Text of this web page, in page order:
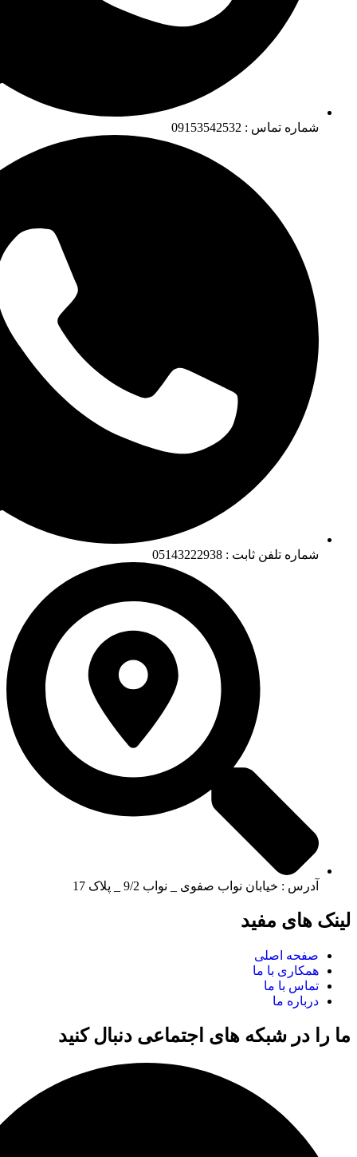
شماره تماس : 09153542532
شماره تلفن ثابت : 05143222938
آدرس : خیابان نواب صفوی _ نواب 9/2 _ پلاک 17
لینک های مفید
صفحه اصلی
همکاری با ما
تماس با ما
درباره ما
ما را در شبکه های اجتماعی دنبال کنید